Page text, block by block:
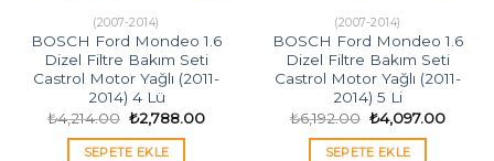
(2007-2014)
BOSCH Ford Mondeo 1.6
Dizel Filtre Bakım Seti
Castrol Motor Yağlı (2011-
2014) 4 Lü
₺4,214.00 Orijinal
fiyat:
₺4,214.00.
₺2,788.00Şu
SEPETE EKLE
(2007-2014)
BOSCH Ford Mondeo 1.6
Dizel Filtre Bakım Seti
Castrol Motor Yağlı (2011-
2014) 5 Li
₺6,192.00 Orijinal
fiyat:
₺6,192.00.
₺4,097.00Şu
SEPETE EKLE